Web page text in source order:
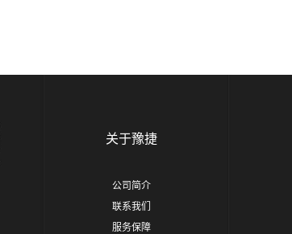
关于豫捷
公司简介
联系我们
服务保障